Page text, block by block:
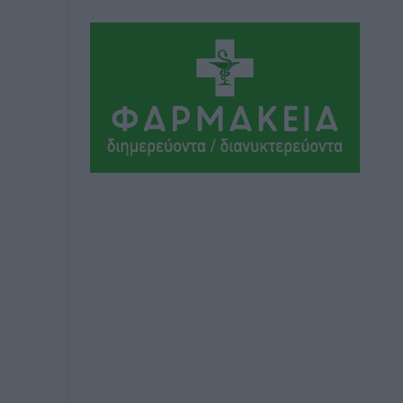
Δεσμεύσεις χωρίς αντίκρισμα στην
πριν 2 ώρες
Τσαμπίκος Καραγιάννης: «Ο
πρωτογενής τομέας μπορεί να